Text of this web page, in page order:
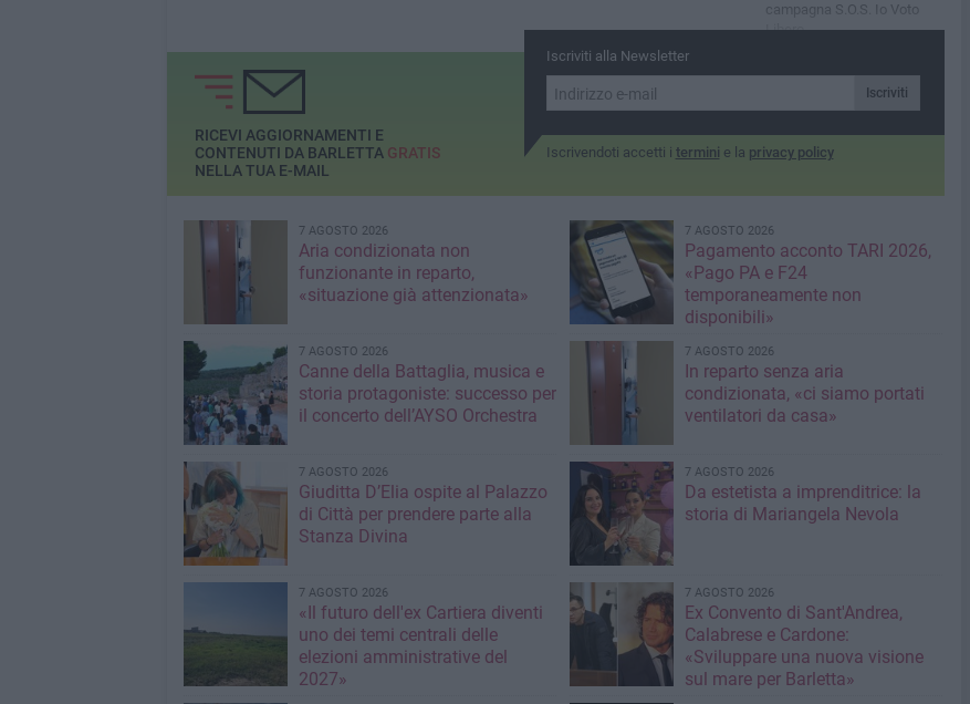
campagna S.O.S. Io Voto
Libero
Iscriviti alla Newsletter
Iscriviti
Iscrivendoti accetti i termini e la privacy policy
RICEVI AGGIORNAMENTI E
CONTENUTI DA BARLETTA GRATIS
NELLA TUA E-MAIL
7 AGOSTO 2026
Aria condizionata non
funzionante in reparto,
«situazione già attenzionata»
7 AGOSTO 2026
Pagamento acconto TARI 2026,
«Pago PA e F24
temporaneamente non
disponibili»
7 AGOSTO 2026
Canne della Battaglia, musica e
storia protagoniste: successo per
il concerto dell’AYSO Orchestra
7 AGOSTO 2026
In reparto senza aria
condizionata, «ci siamo portati
ventilatori da casa»
7 AGOSTO 2026
Giuditta D’Elia ospite al Palazzo
di Città per prendere parte alla
Stanza Divina
7 AGOSTO 2026
Da estetista a imprenditrice: la
storia di Mariangela Nevola
7 AGOSTO 2026
«Il futuro dell'ex Cartiera diventi
uno dei temi centrali delle
elezioni amministrative del
2027»
7 AGOSTO 2026
Ex Convento di Sant'Andrea,
Calabrese e Cardone:
«Sviluppare una nuova visione
sul mare per Barletta»